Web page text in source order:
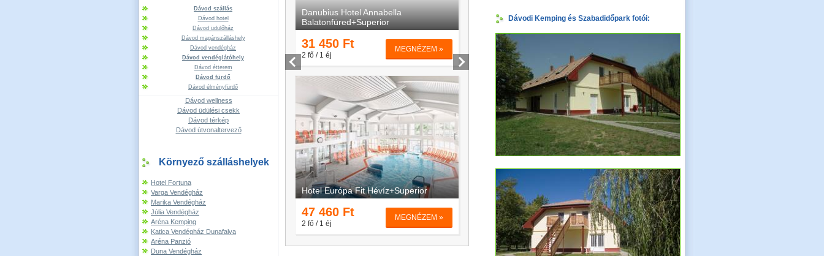
Dávod szállás
Dávod hotel
Dávod üdülőház
Dávod magánszálláshely
Dávod vendégház
Dávod vendéglátóhely
Dávod étterem
Dávod fürdő
Dávod élményfürdő
Dávod wellness
Dávod üdülési csekk
Dávod térkép
Dávod útvonaltervező
Környező szálláshelyek
Hotel Fortuna
Varga Vendégház
Marika Vendégház
Júlia Vendégház
Aréna Kemping
Katica Vendégház Dunafalva
Aréna Panzió
Duna Vendégház
Dávodi Kemping és Szabadidőpark fotói: